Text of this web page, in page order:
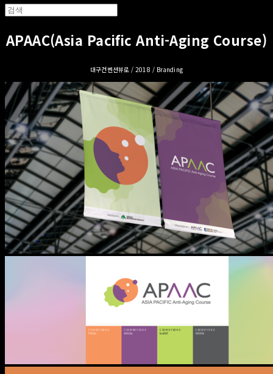
APAAC(Asia Pacific Anti-Aging Course)
대구컨벤션뷰로 / 2018 / Branding